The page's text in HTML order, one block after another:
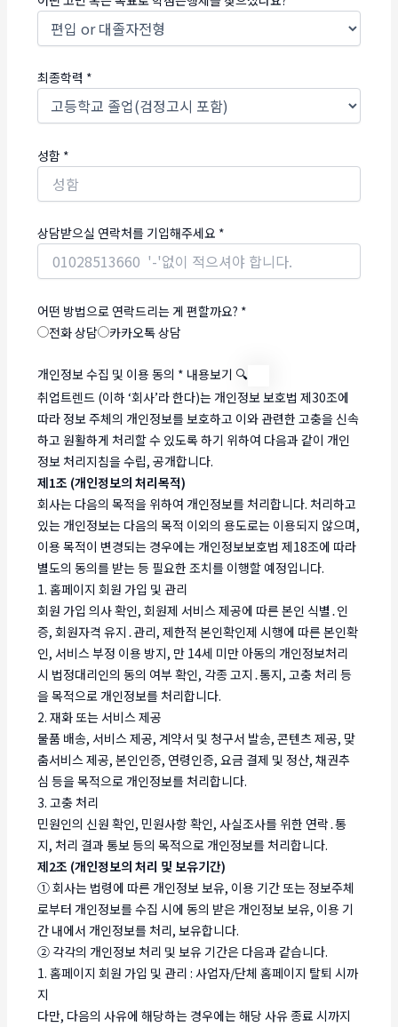
최종학력 *
성함 *
상담받으실 연락처를 기입해주세요 *
어떤 방법으로 연락드리는 게 편할까요? *
전화 상담
카카오톡 상담
개인정보 수집 및 이용 동의 * 내용보기 🔍
취업트렌드 (이하 ‘회사’라 한다)는 개인정보 보호법 제30조에
따라 정보 주체의 개인정보를 보호하고 이와 관련한 고충을 신속
하고 원활하게 처리할 수 있도록 하기 위하여 다음과 같이 개인
정보 처리지침을 수립, 공개합니다.
제1조 (개인정보의 처리목적)
회사는 다음의 목적을 위하여 개인정보를 처리합니다. 처리하고
있는 개인정보는 다음의 목적 이외의 용도로는 이용되지 않으며,
이용 목적이 변경되는 경우에는 개인정보보호법 제18조에 따라
별도의 동의를 받는 등 필요한 조치를 이행할 예정입니다.
1. 홈페이지 회원 가입 및 관리
회원 가입 의사 확인, 회원제 서비스 제공에 따른 본인 식별․인
증, 회원자격 유지․관리, 제한적 본인확인제 시행에 따른 본인확
인, 서비스 부정 이용 방지, 만 14세 미만 아동의 개인정보처리
시 법정대리인의 동의 여부 확인, 각종 고지․통지, 고충 처리 등
을 목적으로 개인정보를 처리합니다.
2. 재화 또는 서비스 제공
물품 배송, 서비스 제공, 계약서 및 청구서 발송, 콘텐츠 제공, 맞
춤서비스 제공, 본인인증, 연령인증, 요금 결제 및 정산, 채권추
심 등을 목적으로 개인정보를 처리합니다.
3. 고충 처리
민원인의 신원 확인, 민원사항 확인, 사실조사를 위한 연락․통
지, 처리 결과 통보 등의 목적으로 개인정보를 처리합니다.
제2조 (개인정보의 처리 및 보유기간)
① 회사는 법령에 따른 개인정보 보유, 이용 기간 또는 정보주체
로부터 개인정보를 수집 시에 동의 받은 개인정보 보유, 이용 기
간 내에서 개인정보를 처리, 보유합니다.
② 각각의 개인정보 처리 및 보유 기간은 다음과 같습니다.
1. 홈페이지 회원 가입 및 관리 : 사업자/단체 홈페이지 탈퇴 시까
지
다만, 다음의 사유에 해당하는 경우에는 해당 사유 종료 시까지